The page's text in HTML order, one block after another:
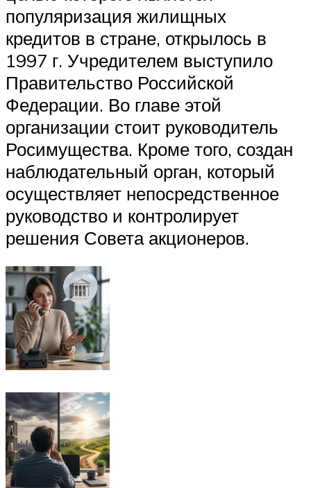
популяризация жилищных
кредитов в стране, открылось в
1997 г. Учредителем выступило
Правительство Российской
Федерации. Во главе этой
организации стоит руководитель
Росимущества. Кроме того, создан
наблюдательный орган, который
осуществляет непосредственное
руководство и контролирует
решения Совета акционеров.